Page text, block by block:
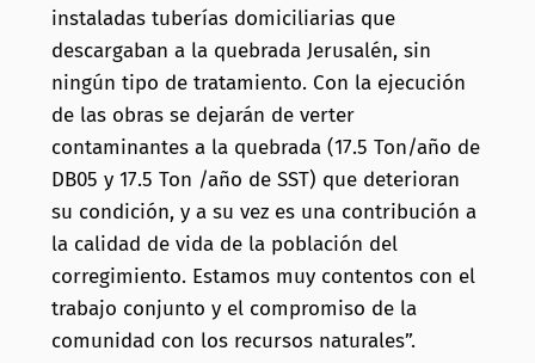
instaladas tuberías domiciliarias que
descargaban a la quebrada Jerusalén, sin
ningún tipo de tratamiento. Con la ejecución
de las obras se dejarán de verter
contaminantes a la quebrada (17.5 Ton/año de
DB05 y 17.5 Ton /año de SST) que deterioran
su condición, y a su vez es una contribución a
la calidad de vida de la población del
corregimiento. Estamos muy contentos con el
trabajo conjunto y el compromiso de la
comunidad con los recursos naturales”.